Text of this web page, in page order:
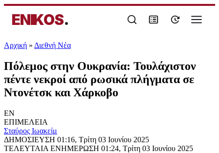
ENIKOS.
Αρχική » Διεθνή Νέα
Πόλεμος στην Ουκρανία: Τουλάχιστον
πέντε νεκροί από ρωσικά πλήγματα σε
Ντονέτσκ και Χάρκοβο
EN
ΕΠΙΜΕΛΕΙΑ
Σταύρος Ιωακείμ
ΔΗΜΟΣΙΕΥΣΗ 01:16, Τρίτη 03 Ιουνίου 2025
ΤΕΛΕΥΤΑΙΑ ΕΝΗΜΕΡΩΣΗ 01:24, Τρίτη 03 Ιουνίου 2025